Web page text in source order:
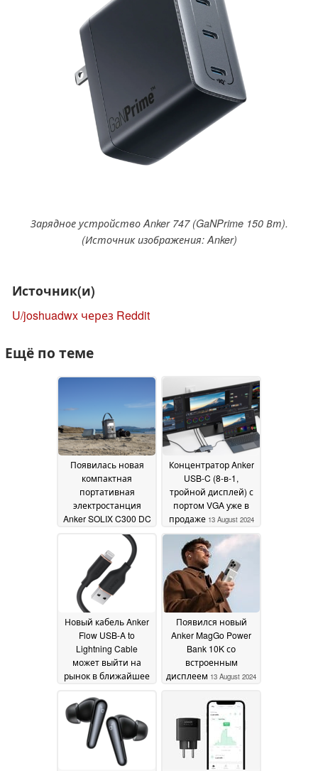
Зарядное устройство Anker 747 (GaNPrime 150 Вт).
(Источник изображения: Anker)
Источник(и)
U/joshuadwx через Reddit
Ещё по теме
Появилась новая
компактная
портативная
электростанция
Anker SOLIX C300 DC
15 August 2024
Концентратор Anker
USB-C (8-в-1,
тройной дисплей) с
портом VGA уже в
продаже 13 August 2024
Новый кабель Anker
Flow USB-A to
Lightning Cable
может выйти на
рынок в ближайшее
Появился новый
Anker MagGo Power
Bank 10K со
встроенным
дисплеем 13 August 2024